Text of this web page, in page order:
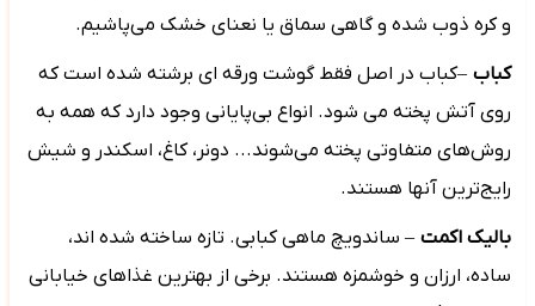
و کره ذوب شده و گاهی سماق یا نعنای خشک می‌پاشیم.
کباب – کباب در اصل فقط گوشت ورقه ای برشته شده است که
روی آتش پخته می شود. انواع بی‌پایانی وجود دارد که همه به
روش‌های متفاوتی پخته می‌شوند... دونر، کاغ، اسکندر و شیش
رایج‌ترین آنها هستند.
بالیک اکمت – ساندویچ ماهی کبابی. تازه ساخته شده اند،
ساده، ارزان و خوشمزه هستند. برخی از بهترین غذاهای خیابانی